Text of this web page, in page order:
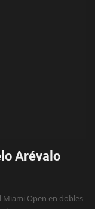
Arévalo
Miami Open en dobles